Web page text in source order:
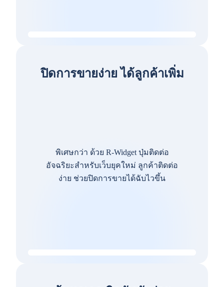
ปิดการขายง่าย ได้ลูกค้าเพิ่ม
พิเศษกว่า ด้วย R-Widget ปุ่มติดต่อ
อัจฉริยะสำหรับเว็บยุคใหม่ ลูกค้าติดต่อ
ง่าย ช่วยปิดการขายได้ฉับไวขึ้น